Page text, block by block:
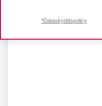
*Dataskyddspolicy